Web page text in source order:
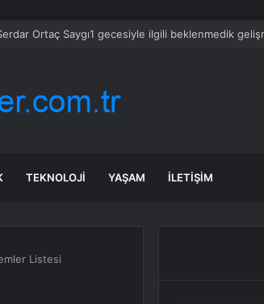
eski olan şeyi buldu
TEKNOLOJI YAŞAM İLETIŞIM
Listesi